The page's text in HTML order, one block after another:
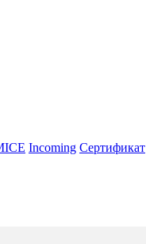
Incoming Сертификат